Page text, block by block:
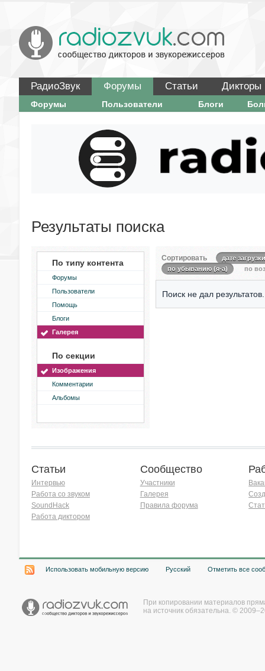
РадиоЗвук Форумы Статьи Дикторы
Форумы Пользователи Блоги
Результаты поиска
По типу контента
Форумы
Пользователи
Помощь
Блоги
Галерея
По секции
Изображения
Комментарии
Альбомы
Сортировать
дате загрузки
по убыванию (я-а)
по
Поиск не дал результатов.
Статьи
Интервью
Работа со звуком
SoundHack
Работа диктором
Сообщество
Участники
Галерея
Правила форума
Использовать мобильную версию Русский Отметить все
При копировании материалов
на источник обязательна. ©